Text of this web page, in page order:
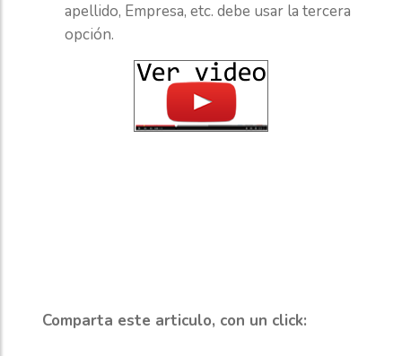
apellido, Empresa, etc. debe usar la tercera
opción.
Comparta este articulo, con un click: